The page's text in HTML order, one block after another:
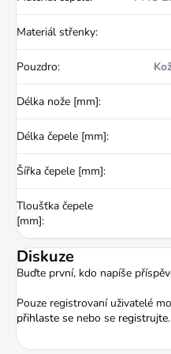
Materiál střenky:
Pouzdro:
Délka nože [mm]:
Délka čepele [mm]:
Šířka čepele [mm]:
Tloušťka čepele
[mm]:
Diskuze
Buďte první, kdo napíše
Pouze registrovaní uživatelé
přihlaste se nebo se registrujte.